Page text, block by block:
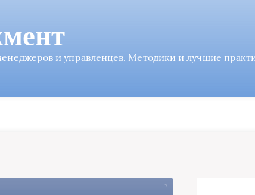
и управленцев. Методики и лучшие